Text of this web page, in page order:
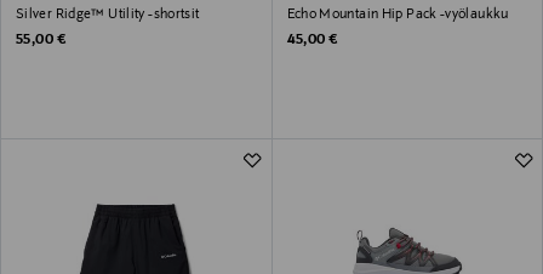
Silver Ridge™ Utility -shortsit
Original Price
55,00 €
Echo Mountain Hip Pack -vyölaukku
Original Price
45,00 €